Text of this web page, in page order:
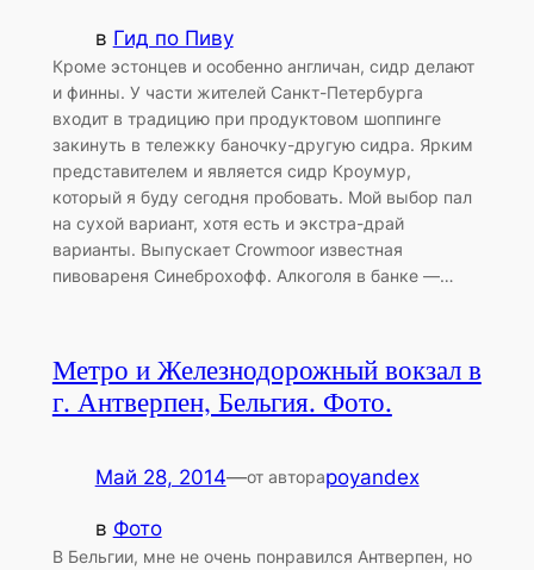
в Гид по Пиву
Кроме эстонцев и особенно англичан, сидр делают
и финны. У части жителей Санкт-Петербурга
входит в традицию при продуктовом шоппинге
закинуть в тележку баночку-другую сидра. Ярким
представителем и является сидр Кроумур,
который я буду сегодня пробовать. Мой выбор пал
на сухой вариант, хотя есть и экстра-драй
варианты. Выпускает Crowmoor известная
пивовареня Синеброхофф. Алкоголя в банке —…
Метро и Железнодорожный вокзал в
г. Антверпен, Бельгия. Фото.
Май 28, 2014—от автораpoyandex
в Фото
В Бельгии, мне не очень понравился Антверпен, но